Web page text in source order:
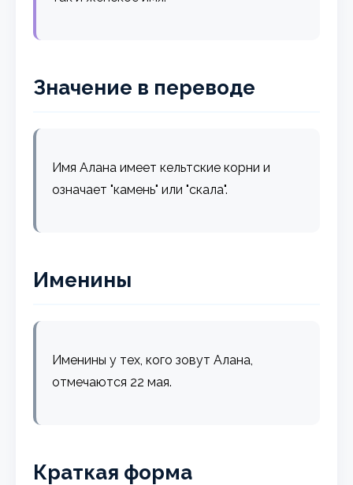
Значение в переводе
Имя Алана имеет кельтские корни и
означает "камень" или "скала".
Именины
Именины у тех, кого зовут Алана,
отмечаются 22 мая.
Краткая форма